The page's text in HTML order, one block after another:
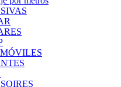
MÓVILES